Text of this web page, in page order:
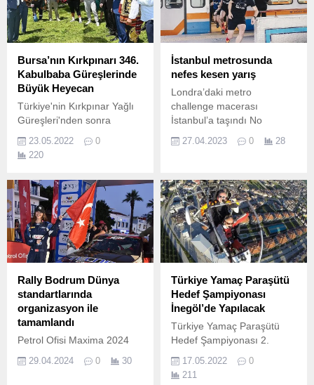
Bursa’nın Kırkpınarı 346.
Kabulbaba Güreşlerinde
Büyük Heyecan
Türkiye'nin Kırkpınar Yağlı
Güreşleri'nden sonra
düzenlendiği ender
yerlerden olan ve bu yıl
23.05.2022
0
220
İstanbul metrosunda
nefes kesen yarış
Londra’daki metro
challenge macerası
İstanbul’a taşındı No
metrosu ile yapılan meydan
27.04.2023 0 28
Rally Bodrum Dünya
standartlarında
organizasyon ile
tamamlandı
Petrol Ofisi Maxima 2024
Şampiyonası’nın 3.
29.04.2024 0 30
Türkiye Yamaç Paraşütü
Hedef Şampiyonası
İnegöl’de Yapılacak
Türkiye Yamaç Paraşütü
Hedef Şampiyonası 2.
17.05.2022
0
211